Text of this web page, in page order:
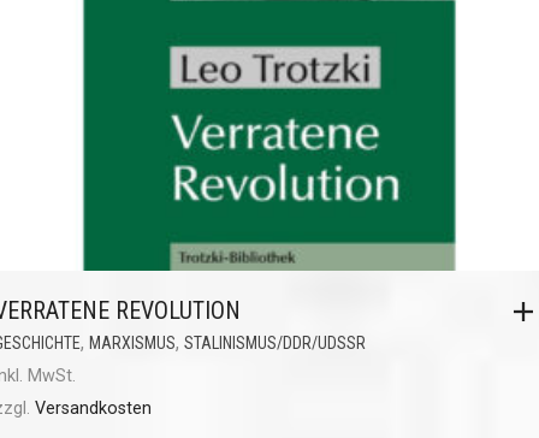
REVOLUTION
, MARXISMUS, STALINISMUS/DDR/UDSSR
MwSt.
Versandkosten